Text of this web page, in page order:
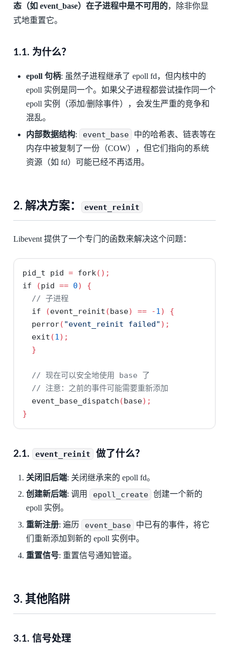
态（如 event_base）在子进程中是不可用的，除非你显
式地重置它。
1.1. 为什么？
epoll 句柄: 虽然子进程继承了 epoll fd，但内核中的
epoll 实例是同一个。如果父子进程都尝试操作同一个
epoll 实例（添加/删除事件），会发生严重的竞争和
混乱。
内部数据结构: event_base
中的哈希表、链表等在
内存中被复制了一份（COW），但它们指向的系统
资源（如 fd）可能已经不再适用。
2. 解决方案： event_reinit
Libevent 提供了一个专门的函数来解决这个问题：
pid_t pid = fork();
if
(pid == 0)
{
// 子进程
if
(event_reinit (base) == -1)
{
  perror
( "event_reinit failed" );
  exit
(1);
}
// 现在可以安全地使用 base 了
// 注意：之前的事件可能需要重新添加
  event_base_dispatch
(base);
}
2.1. event_reinit 做了什么？
关闭旧后端: 关闭继承来的 epoll fd。
创建新后端: 调用 epoll_create
创建一个新的
epoll 实例。
重新注册: 遍历 event_base
中已有的事件，将它
们重新添加到新的 epoll 实例中。
重置信号: 重置信号通知管道。
3. 其他陷阱
3.1. 信号处理